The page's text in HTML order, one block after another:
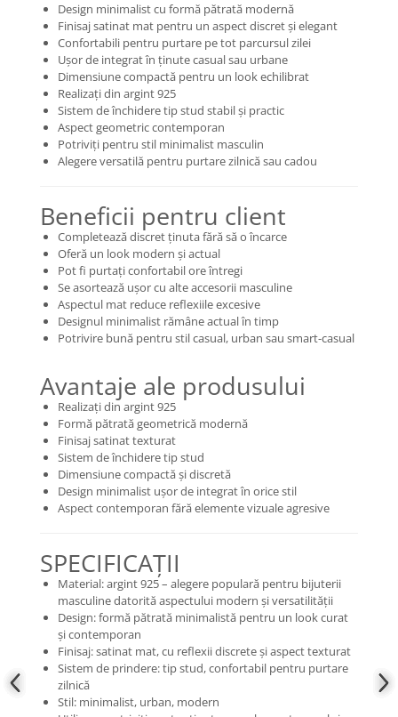
Design minimalist cu formă pătrată modernă
Finisaj satinat mat pentru un aspect discret și elegant
Confortabili pentru purtare pe tot parcursul zilei
Ușor de integrat în ținute casual sau urbane
Dimensiune compactă pentru un look echilibrat
Realizați din argint 925
Sistem de închidere tip stud stabil și practic
Aspect geometric contemporan
Potriviți pentru stil minimalist masculin
Alegere versatilă pentru purtare zilnică sau cadou
Beneficii pentru client
Completează discret ținuta fără să o încarce
Oferă un look modern și actual
Pot fi purtați confortabil ore întregi
Se asortează ușor cu alte accesorii masculine
Aspectul mat reduce reflexiile excesive
Designul minimalist rămâne actual în timp
Potrivire bună pentru stil casual, urban sau smart-casual
Avantaje ale produsului
Realizați din argint 925
Formă pătrată geometrică modernă
Finisaj satinat texturat
Sistem de închidere tip stud
Dimensiune compactă și discretă
Design minimalist ușor de integrat în orice stil
Aspect contemporan fără elemente vizuale agresive
SPECIFICAȚII
Material: argint 925 – alegere populară pentru bijuterii
masculine datorită aspectului modern și versatilității
Design: formă pătrată minimalistă pentru un look curat
și contemporan
Finisaj: satinat mat, cu reflexii discrete și aspect texturat
Sistem de prindere: tip stud, confortabil pentru purtare
zilnică
Stil: minimalist, urban, modern